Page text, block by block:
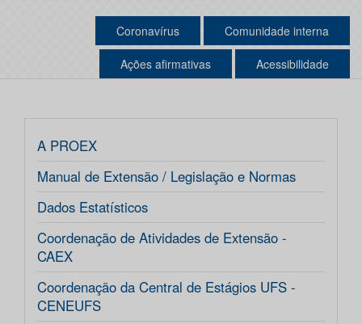
Coronavírus Comunidade interna
Ações afirmativas Acessibilidade
A PROEX
Manual de Extensão / Legislação e Normas
Dados Estatísticos
Coordenação de Atividades de Extensão -
CAEX
Coordenação da Central de Estágios UFS -
CENEUFS